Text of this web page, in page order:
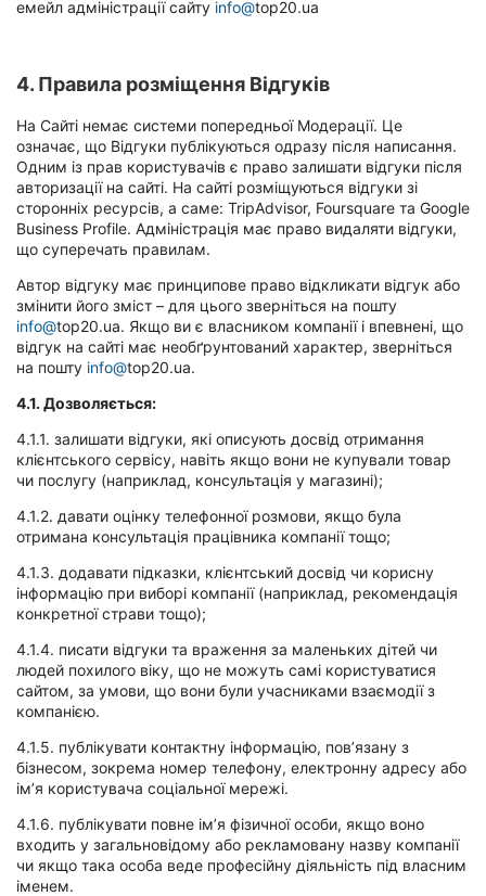
емейл адміністрації сайту info@top20.ua
4. Правила розміщення Відгуків
На Сайті немає системи попередньої Модерації. Це
означає, що Відгуки публікуються одразу після написання.
Одним із прав користувачів є право залишати відгуки після
авторизації на сайті. На сайті розміщуються відгуки зі
сторонніх ресурсів, а саме: TripAdvisor, Foursquare та Google
Business Profile. Адміністрація має право видаляти відгуки,
що суперечать правилам.
Автор відгуку має принципове право відкликати відгук або
змінити його зміст – для цього зверніться на пошту
info@top20.ua. Якщо ви є власником компанії і впевнені, що
відгук на сайті має необґрунтований характер, зверніться
на пошту info@top20.ua.
4.1. Дозволяється:
4.1.1. залишати відгуки, які описують досвід отримання
клієнтського сервісу, навіть якщо вони не купували товар
чи послугу (наприклад, консультація у магазині);
4.1.2. давати оцінку телефонної розмови, якщо була
отримана консультація працівника компанії тощо;
4.1.3. додавати підказки, клієнтський досвід чи корисну
інформацію при виборі компанії (наприклад, рекомендація
конкретної страви тощо);
4.1.4. писати відгуки та враження за маленьких дітей чи
людей похилого віку, що не можуть самі користуватися
сайтом, за умови, що вони були учасниками взаємодії з
компанією.
4.1.5. публікувати контактну інформацію, пов’язану з
бізнесом, зокрема номер телефону, електронну адресу або
ім’я користувача соціальної мережі.
4.1.6. публікувати повне ім’я фізичної особи, якщо воно
входить у загальновідому або рекламовану назву компанії
чи якщо така особа веде професійну діяльність під власним
іменем.